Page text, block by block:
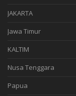
JAKARTA
Jawa Timur
KALTIM
Nusa Tenggara
Papua